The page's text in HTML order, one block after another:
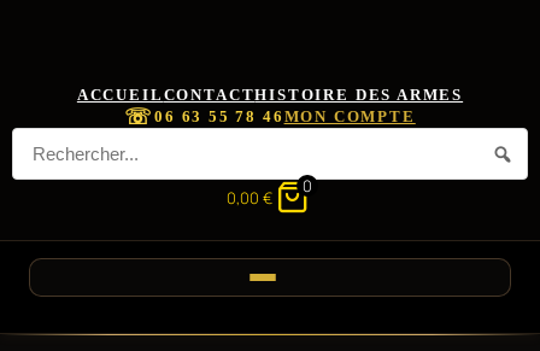
ACCUEIL CONTACTHISTOIRE DES ARMES
☏06 63 55 78 46 MON COMPTE
0,00 €
0